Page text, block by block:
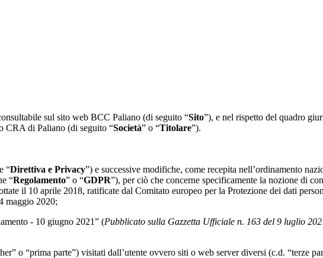
sul sito web BCC Paliano (di seguito “Sito”), e nel rispetto del quadro
CRA di Paliano (di seguito “Società” o “Titolare”).
“Direttiva e Privacy”) e successive modifiche, come recepita nell’ordinamento
“Regolamento” o “GDPR”), per ciò che concerne specificamente la nozione di
il 10 aprile 2018, ratificate dal Comitato europeo per la Protezione dei dati
maggio 2020;
- 10 giugno 2021” (Pubblicato sulla Gazzetta Ufficiale n. 163 del 9 luglio
o “prima parte”) visitati dall’utente ovvero siti o web server diversi (c.d. “terze